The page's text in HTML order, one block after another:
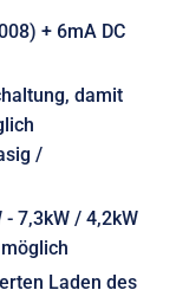
+ 6mA DC
damit
/
7,3kW / 4,2kW
Laden des